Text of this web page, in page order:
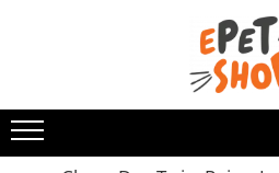
Hrana uscata
Hrana umeda
Hrana uscata
Hrana umeda